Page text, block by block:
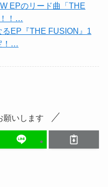
EPのリード曲「THE
！…
EP『THE FUSION』1
！…
願いします